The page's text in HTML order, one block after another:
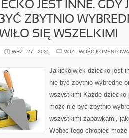
JEST INNE. GDY
ZBYTNIO
SIĘ WSZELKIMI
WRZ - 27 - 2025 MOŻLIWOŚĆ
Jakiekolwiek dziecko jest
nie być zbytnio wybredne
wszystkimi Każde dziecko
może nie być zbytnio
wszystkimi zabawkami,
Wobec tego chłopiec